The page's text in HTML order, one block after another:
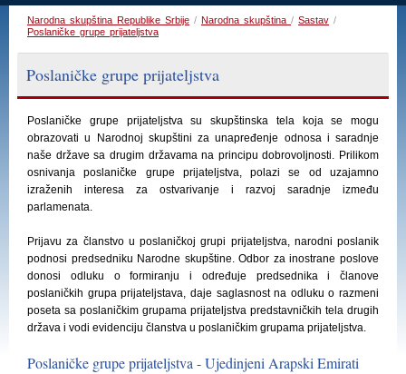
Narodna skupština Republike Srbije / Narodna skupština / Sastav /
Poslaničke grupe prijateljstva
Poslaničke grupe prijateljstva
Poslaničke grupe prijateljstva su skupštinska tela koja se mogu
obrazovati u Narodnoj skupštini za unapređenje odnosa i saradnje
naše države sa drugim državama na principu dobrovoljnosti. Prilikom
osnivanja poslaničke grupe prijateljstva, polazi se od uzajamno
izraženih interesa za ostvarivanje i razvoj saradnje između
parlamenata.
Prijavu za članstvo u poslaničkoj grupi prijateljstva, narodni poslanik
podnosi predsedniku Narodne skupštine. Odbor za inostrane poslove
donosi odluku o formiranju i određuje predsednika i članove
poslaničkih grupa prijateljstava, daje saglasnost na odluku o razmeni
poseta sa poslaničkim grupama prijateljstva predstavničkih tela drugih
država i vodi evidenciju članstva u poslaničkim grupama prijateljstva.
Poslaničke grupe prijateljstva - Ujedinjeni Arapski Emirati